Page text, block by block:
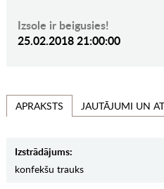
Izsole ir beigusies!
25.02.2018 21:00:00
APRAKSTS JAUTĀJUMI UN
Izstrādājums:
konfekšu trauks